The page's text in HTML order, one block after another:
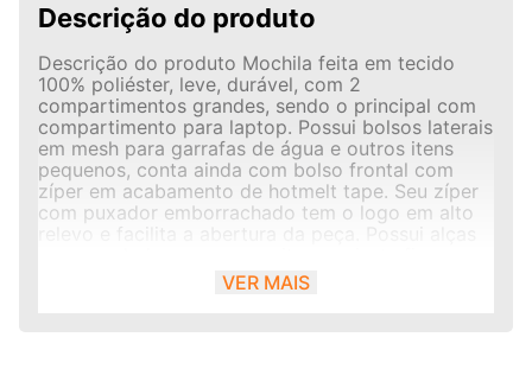
Descrição do produto
Descrição do produto Mochila feita em tecido
100% poliéster, leve, durável, com 2
compartimentos grandes, sendo o principal com
compartimento para laptop. Possui bolsos laterais
em mesh para garrafas de água e outros itens
pequenos, conta ainda com bolso frontal com
zíper em acabamento de hotmelt tape. Seu zíper
com puxador emborrachado tem o logo em alto
relevo e facilita a abertura da peça. Possui alças
corpo, além da alça de mão que dá uma opção
prática para carregar a mochila. Inclui logo
VER MAIS